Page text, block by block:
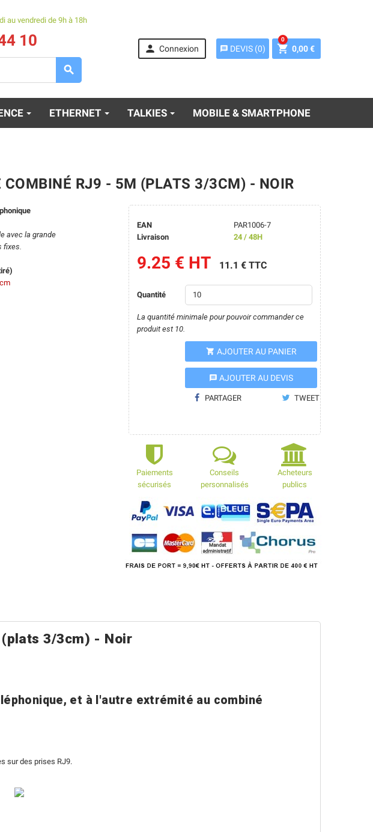
au vendredi de 9h à 18h
10

 Connexion message DEVIS (0)  0,00 €
0
ETHERNET TALKIES MOBILE & SMARTPHONE
COMBINÉ RJ9 - 5M (PLATS 3/3CM) - NOIR
avec la grande
fixes.
EAN
PAR1006-7
Livraison
24 / 48H
9.25 € HT 11.1 € TTC
Quantité
La quantité minimale pour pouvoir commander ce
produit est 10.
 AJOUTER AU PANIER
message AJOUTER AU DEVIS
PARTAGER TWEET
Paiements
sécurisés
Conseils
personnalisés
Acheteurs
publics
3/3cm) - Noir
et à l'autre extrémité au combiné
sur des prises RJ9.